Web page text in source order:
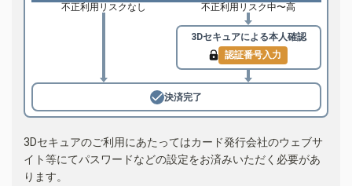
不正利用リスクなし 不正利用リスク中〜高
3Dセキュアによる本人確認
認証番号入力
決済完了
3Dセキュアのご利用にあたってはカード発行会社のウェブサ
イト等にてパスワードなどの設定をお済みいただく必要があ
ります。